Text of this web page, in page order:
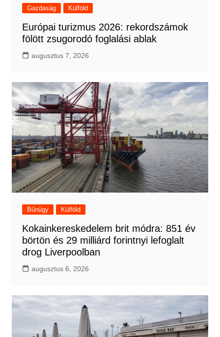
Gazdaság Külföld
Európai turizmus 2026: rekordszámok
fölött zsugorodó foglalási ablak
augusztus 7, 2026
Bűnügy Külföld
Kokainkereskedelem brit módra: 851 év
börtön és 29 milliárd forintnyi lefoglalt
drog Liverpoolban
augusztus 6, 2026